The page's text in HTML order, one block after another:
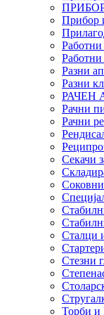
Прибор
Работни
Разни
Разни
РАЧЕН
Рачни
Рачни
Секачи
Сталци
Стезни
Торби и